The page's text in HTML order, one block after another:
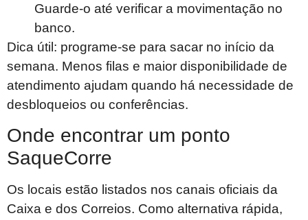
Guarde-o até verificar a movimentação no
banco.
Dica útil: programe-se para sacar no início da
semana. Menos filas e maior disponibilidade de
atendimento ajudam quando há necessidade de
desbloqueios ou conferências.
Onde encontrar um ponto
SaqueCorre
Os locais estão listados nos canais oficiais da
Caixa e dos Correios. Como alternativa rápida,